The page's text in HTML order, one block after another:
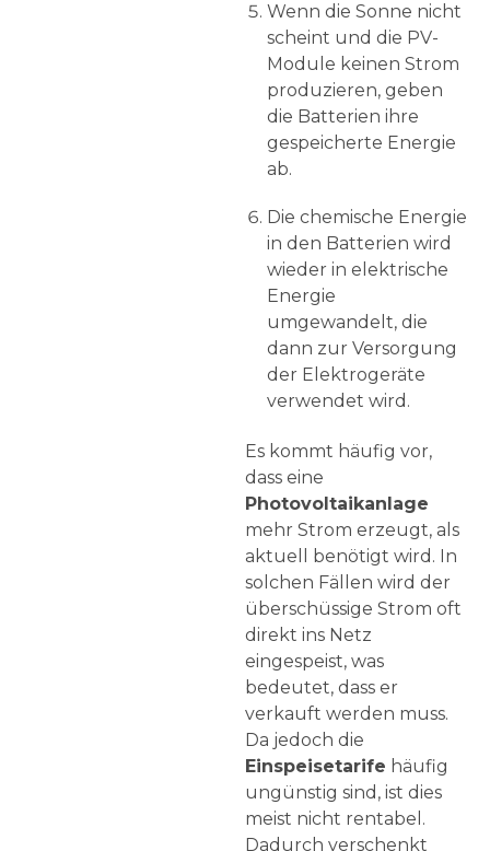
Wenn die Sonne nicht
scheint und die PV-
Module keinen Strom
produzieren, geben
die Batterien ihre
gespeicherte Energie
ab.
Die chemische Energie
in den Batterien wird
wieder in elektrische
Energie
umgewandelt, die
dann zur Versorgung
der Elektrogeräte
verwendet wird.
Es kommt häufig vor,
dass eine
Photovoltaikanlage
mehr Strom erzeugt, als
aktuell benötigt wird. In
solchen Fällen wird der
überschüssige Strom oft
direkt ins Netz
eingespeist, was
bedeutet, dass er
verkauft werden muss.
Da jedoch die
Einspeisetarife häufig
ungünstig sind, ist dies
meist nicht rentabel.
Dadurch verschenkt